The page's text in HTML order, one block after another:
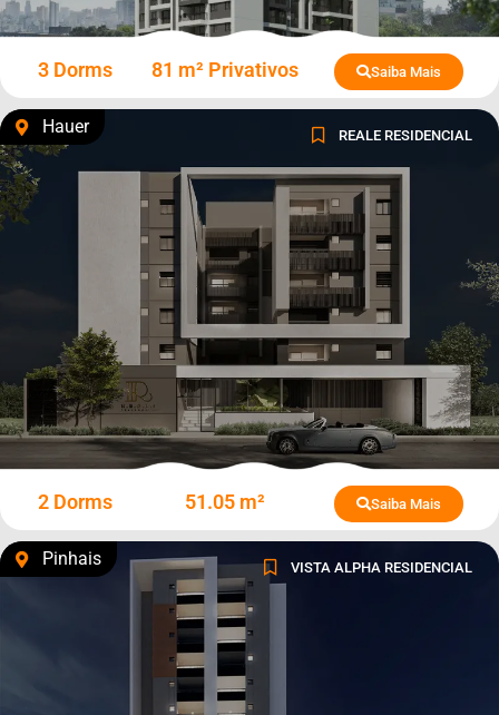
3 Dorms 81 m² Privativos Saiba Mais
Hauer REALE RESIDENCIAL
2 Dorms 51.05 m² Saiba Mais
Pinhais VISTA ALPHA RESIDENCIAL